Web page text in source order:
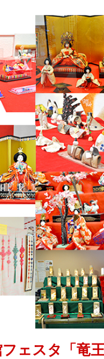
ェスタ「竜